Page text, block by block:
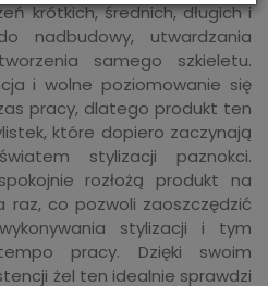
krótkich, średnich, długich i
nadbudowy, utwardzania
samego szkieletu.
i wolne poziomowanie się
pracy, dlatego produkt ten
które dopiero zaczynają
stylizacji paznokci.
rozłożą produkt na
raz, co pozwoli zaoszczędzić
stylizacji i tym
pracy. Dzięki swoim
żel ten idealnie sprawdzi